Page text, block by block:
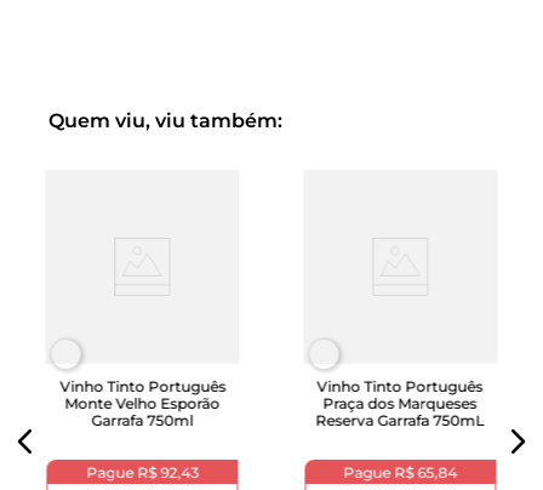
Quem viu, viu também:
Vinho Tinto Português
Monte Velho Esporão
Garrafa 750ml
Pague R$ 92,43
Vinho Tinto Português
Praça dos Marqueses
Reserva Garrafa 750mL
Pague R$ 65,84